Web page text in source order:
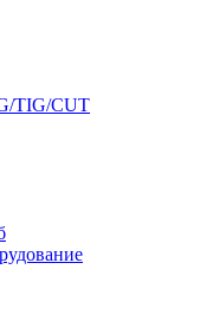
TIG/CUT